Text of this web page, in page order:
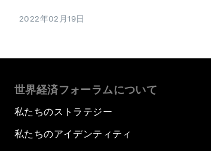
2022年02月19日
世界経済フォーラムについて
私たちのストラテジー
私たちのアイデンティティ